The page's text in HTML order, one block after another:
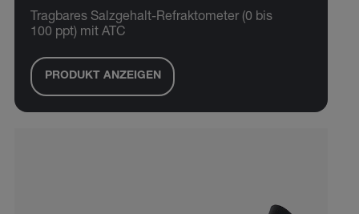
Tragbares Salzgehalt-Refraktometer (0 bis
100 ppt) mit ATC
PRODUKT ANZEIGEN